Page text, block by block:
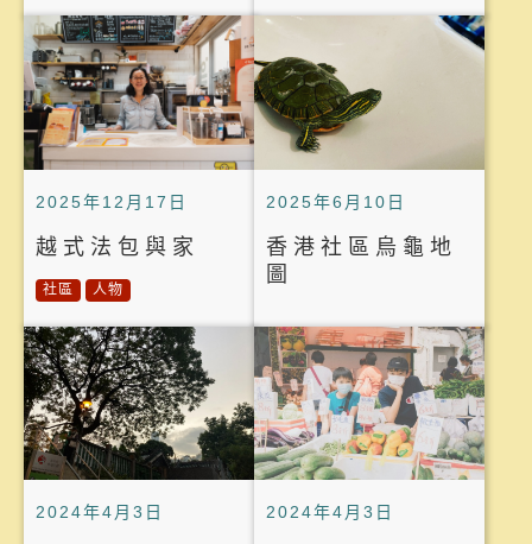
2025年12月17日
越式法包與家
社區 人物
2025年6月10日
香港社區烏龜地
圖
2024年4月3日 2024年4月3日